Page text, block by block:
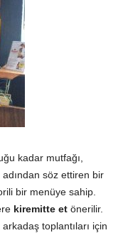
kadar mutfağı,
söz ettiren bir
bir menüye sahip.
kiremitte et önerilir.
toplantıları için